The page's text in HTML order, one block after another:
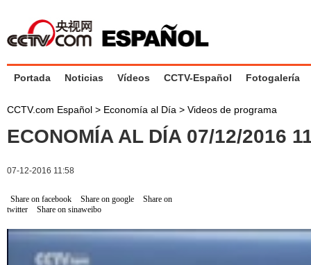
Portada Noticias Vídeos CCTV-Español Fotogalería
CCTV.com Español > Economía al Día > Videos de programa
ECONOMÍA AL DÍA 07/12/2016
07-12-2016 11:58
Share on facebook Share on google
Share on
twitter
Share on sinaweibo